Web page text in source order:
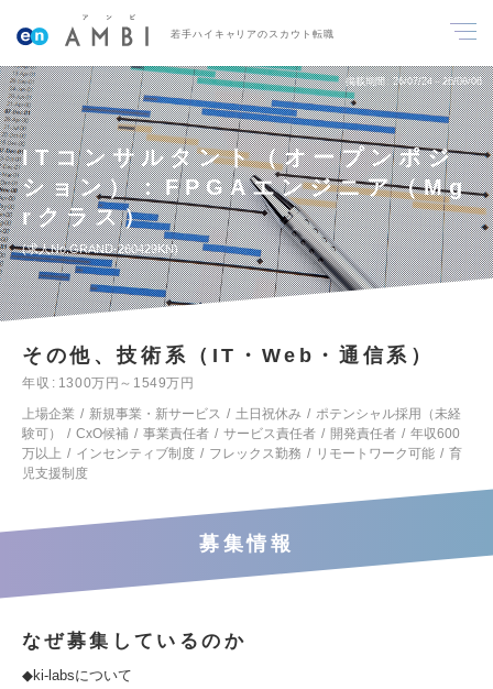
若手ハイキャリアのスカウト転職
掲載期間 26/07/24～26/08/06
ITコンサルタント（オープンポジ
ション）：FPGAエンジニア（Mg
rクラス）
求人No.GRAND-260429KN
その他、技術系（IT・Web・通信系）
年収
1300万円～1549万円
上場企業
新規事業・新サービス 土日祝休み
ポテンシャル採用（未経
験可）
CxO候補 事業責任者 サービス責任者 開発責任者
年収600
万以上
インセンティブ制度 フレックス勤務 リモートワーク可能
育
児支援制度
募集情報
なぜ募集しているのか
◆ki-labsについて